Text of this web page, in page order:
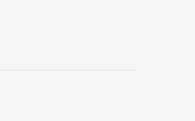
。
伝えたいと思い、サークルを立ち上げま